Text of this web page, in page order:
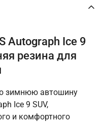
Autograph Ice 9
резина для
зимнюю автошину
Ice 9 SUV,
и комфортного